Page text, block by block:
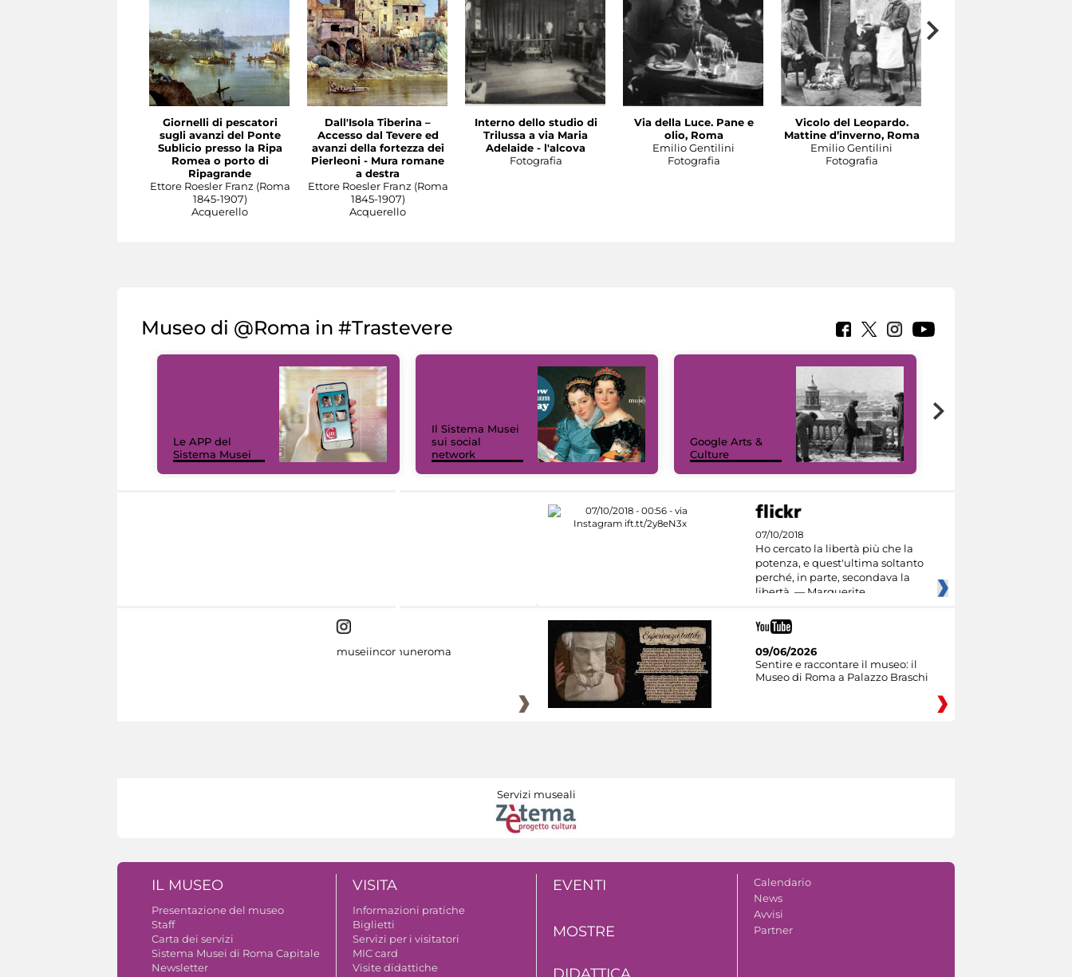
Giornelli di pescatori
sugli avanzi del Ponte
Sublicio presso la Ripa
Romea o porto di
Ripagrande
Ettore Roesler Franz (Roma
1845-1907)
Acquerello
Dall'Isola Tiberina –
Accesso dal Tevere ed
avanzi della fortezza dei
Pierleoni - Mura romane
a destra
Ettore Roesler Franz (Roma
1845-1907)
Acquerello
Interno dello studio di
Trilussa a via Maria
Adelaide - l'alcova
Fotografia
Via della Luce. Pane e
olio, Roma
Emilio Gentilini
Fotografia
Vicolo del Leopardo.
Mattine d’inverno, Roma
Emilio Gentilini
Fotografia
Museo di @Roma in #Trastevere
Le APP del
Sistema Musei
Il Sistema Musei
sui social
network
Google Arts &
Culture
07/10/2018
Ho cercato la libertà più che la
potenza, e quest'ultima soltanto
perché, in parte, secondava la
libertà. — Marguerite
museiincomuneroma
09/06/2026
Sentire e raccontare il museo: il
Museo di Roma a Palazzo Braschi
Servizi museali
IL MUSEO
Presentazione del museo
Staff
Carta dei servizi
Sistema Musei di Roma Capitale
Newsletter
VISITA
Informazioni pratiche
Biglietti
Servizi per i visitatori
MIC card
Visite didattiche
EVENTI
MOSTRE
DIDATTICA
Calendario
News
Avvisi
Partner